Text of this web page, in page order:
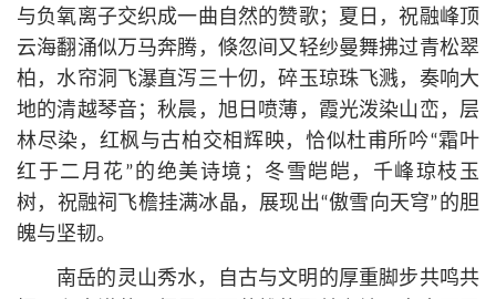
与负氧离子交织成一曲自然的赞歌；夏日，祝融峰顶
云海翻涌似万马奔腾，倏忽间又轻纱曼舞拂过青松翠
柏，水帘洞飞瀑直泻三十仞，碎玉琼珠飞溅，奏响大
地的清越琴音；秋晨，旭日喷薄，霞光泼染山峦，层
林尽染，红枫与古柏交相辉映，恰似杜甫所吟“霜叶
红于二月花”的绝美诗境；冬雪皑皑，千峰琼枝玉
树，祝融祠飞檐挂满冰晶，展现出“傲雪向天穹”的胆
魄与坚韧。
南岳的灵山秀水，自古与文明的厚重脚步共鸣共